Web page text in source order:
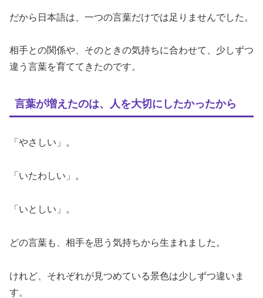
だから日本語は、一つの言葉だけでは足りませんでした。
相手との関係や、そのときの気持ちに合わせて、少しずつ
違う言葉を育ててきたのです。
言葉が増えたのは、人を大切にしたかったから
「やさしい」。
「いたわしい」。
「いとしい」。
どの言葉も、相手を思う気持ちから生まれました。
けれど、それぞれが見つめている景色は少しずつ違いま
す。